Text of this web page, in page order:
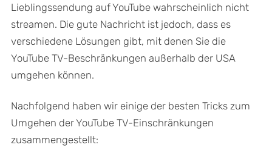
Lieblingssendung auf YouTube wahrscheinlich nicht
streamen. Die gute Nachricht ist jedoch, dass es
verschiedene Lösungen gibt, mit denen Sie die
YouTube TV-Beschränkungen außerhalb der USA
umgehen können.
Nachfolgend haben wir einige der besten Tricks zum
Umgehen der YouTube TV-Einschränkungen
zusammengestellt: